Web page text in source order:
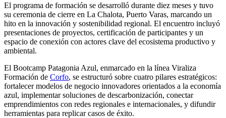
El programa de formación se desarrolló durante diez meses y tuvo
su ceremonia de cierre en La Chalota, Puerto Varas, marcando un
hito en la innovación y sostenibilidad regional. El encuentro incluyó
presentaciones de proyectos, certificación de participantes y un
espacio de conexión con actores clave del ecosistema productivo y
ambiental.
El Bootcamp Patagonia Azul, enmarcado en la línea Viraliza
Formación de Corfo, se estructuró sobre cuatro pilares estratégicos:
fortalecer modelos de negocio innovadores orientados a la economía
azul, implementar soluciones de descarbonización, conectar
emprendimientos con redes regionales e internacionales, y difundir
herramientas para replicar casos de éxito.